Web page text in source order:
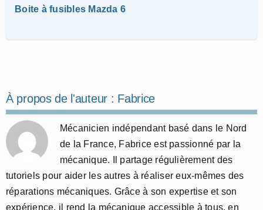
Boite à fusibles Mazda 6
À propos de l'auteur : Fabrice
Mécanicien indépendant basé dans le Nord
de la France, Fabrice est passionné par la
mécanique. Il partage régulièrement des
tutoriels pour aider les autres à réaliser eux-mêmes des
réparations mécaniques. Grâce à son expertise et son
expérience, il rend la mécanique accessible à tous, en